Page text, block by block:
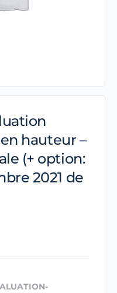
hauteur –
(+ option:
2021 de